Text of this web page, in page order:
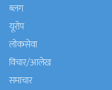
ब्लग
यूरोप
लोकसेवा
विचार/आलेख
समाचार